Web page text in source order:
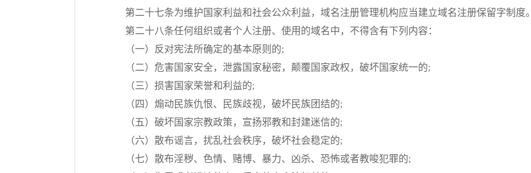
第二十七条为维护国家利益和社会公众利益，域名注册管理机构应当建立域名注册保留字制度。
第二十八条任何组织或者个人注册、使用的域名中，不得含有下列内容：
（一）反对宪法所确定的基本原则的;
（二）危害国家安全，泄露国家秘密，颠覆国家政权，破坏国家统一的;
（三）损害国家荣誉和利益的;
（四）煽动民族仇恨、民族歧视，破坏民族团结的;
（五）破坏国家宗教政策，宣扬邪教和封建迷信的;
（六）散布谣言，扰乱社会秩序，破坏社会稳定的;
（七）散布淫秽、色情、赌博、暴力、凶杀、恐怖或者教唆犯罪的;